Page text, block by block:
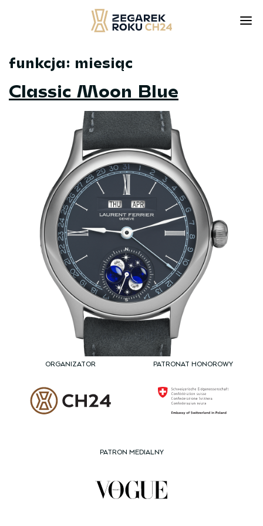
Skip
content
funkcja: miesiąc
Classic Moon Blue
ORGANIZATOR PATRONAT HONOROWY
PATRON MEDIALNY